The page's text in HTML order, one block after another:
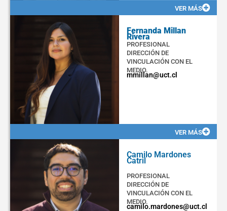
VER MÁS
Fernanda Millan
Rivera
PROFESIONAL
DIRECCIÓN DE
VINCULACIÓN CON EL
MEDIO.
mmillan@uct.cl
VER MÁS
Camilo Mardones
Catril
PROFESIONAL
DIRECCIÓN DE
VINCULACIÓN CON EL
MEDIO.
camilo.mardones@uct.cl